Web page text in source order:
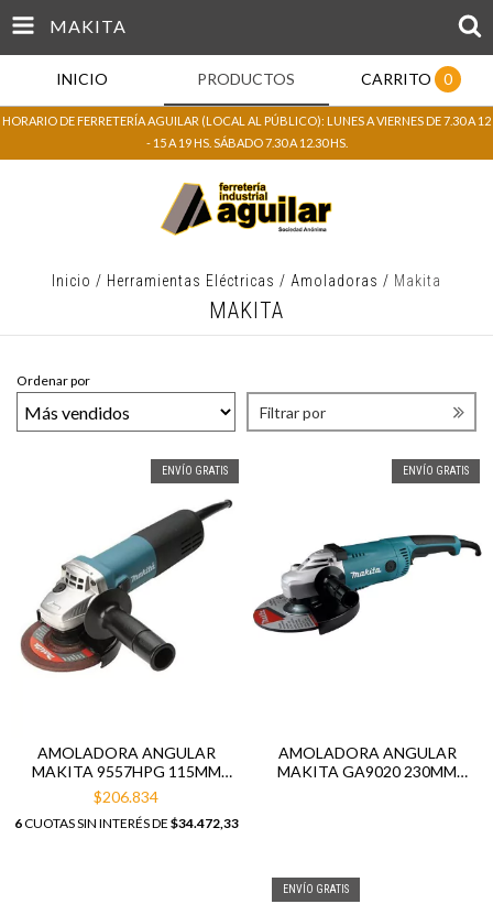
MAKITA
INICIO PRODUCTOS CARRITO 0
HORARIO DE FERRETERÍA AGUILAR (LOCAL AL PÚBLICO): LUNES A VIERNES DE 7.30 A 12
- 15 A 19 HS. SÁBADO 7.30 A 12.30 HS.
Inicio / Herramientas Eléctricas / Amoladoras / Makita
MAKITA
Ordenar por
Filtrar por
ENVÍO GRATIS
AMOLADORA ANGULAR
MAKITA 9557HPG 115MM
840W
$206.834
6CUOTAS SIN INTERÉS DE $34.472,33
ENVÍO GRATIS
AMOLADORA ANGULAR
MAKITA GA9020 230MM
ENVÍO GRATIS